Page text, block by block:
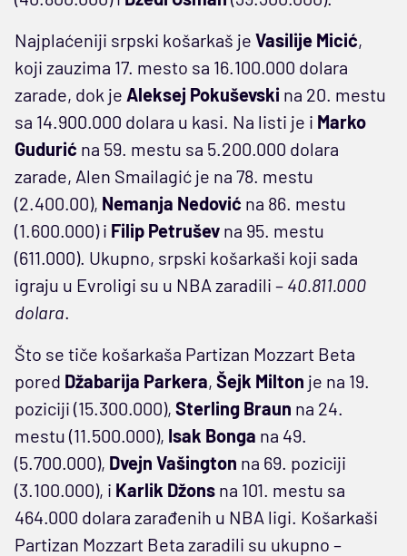
Najplaćeniji srpski košarkaš je Vasilije Micić,
koji zauzima 17. mesto sa 16.100.000 dolara
zarade, dok je Aleksej Pokuševski na 20. mestu
sa 14.900.000 dolara u kasi. Na listi je i Marko
Gudurić na 59. mestu sa 5.200.000 dolara
zarade, Alen Smailagić je na 78. mestu
(2.400.00), Nemanja Nedović na 86. mestu
(1.600.000) i Filip Petrušev na 95. mestu
(611.000). Ukupno, srpski košarkaši koji sada
igraju u Evroligi su u NBA zaradili – 40.811.000
dolara.
Što se tiče košarkaša Partizan Mozzart Beta
pored Džabarija Parkera, Šejk Milton je na 19.
poziciji (15.300.000), Sterling Braun na 24.
mestu (11.500.000), Isak Bonga na 49.
(5.700.000), Dvejn Vašington na 69. poziciji
(3.100.000), i Karlik Džons na 101. mestu sa
464.000 dolara zarađenih u NBA ligi. Košarkaši
Partizan Mozzart Beta zaradili su ukupno –